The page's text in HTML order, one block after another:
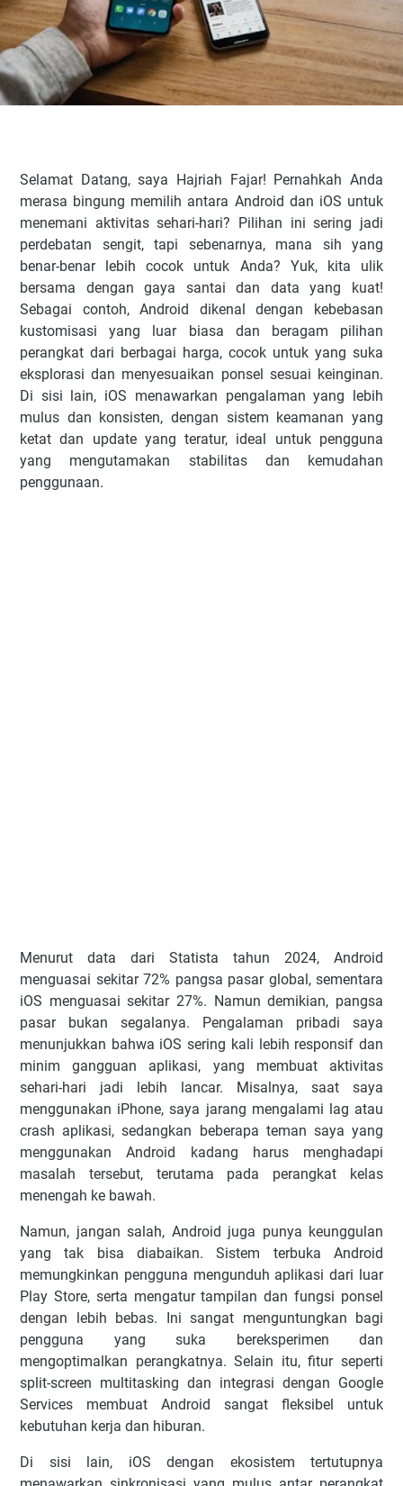
Selamat Datang, saya Hajriah Fajar! Pernahkah Anda
merasa bingung memilih antara Android dan iOS untuk
menemani aktivitas sehari-hari? Pilihan ini sering jadi
perdebatan sengit, tapi sebenarnya, mana sih yang
benar-benar lebih cocok untuk Anda? Yuk, kita ulik
bersama dengan gaya santai dan data yang kuat!
Sebagai contoh, Android dikenal dengan kebebasan
kustomisasi yang luar biasa dan beragam pilihan
perangkat dari berbagai harga, cocok untuk yang suka
eksplorasi dan menyesuaikan ponsel sesuai keinginan.
Di sisi lain, iOS menawarkan pengalaman yang lebih
mulus dan konsisten, dengan sistem keamanan yang
ketat dan update yang teratur, ideal untuk pengguna
yang mengutamakan stabilitas dan kemudahan
penggunaan.
Menurut data dari Statista tahun 2024, Android
menguasai sekitar 72% pangsa pasar global, sementara
iOS menguasai sekitar 27%. Namun demikian, pangsa
pasar bukan segalanya. Pengalaman pribadi saya
menunjukkan bahwa iOS sering kali lebih responsif dan
minim gangguan aplikasi, yang membuat aktivitas
sehari-hari jadi lebih lancar. Misalnya, saat saya
menggunakan iPhone, saya jarang mengalami lag atau
crash aplikasi, sedangkan beberapa teman saya yang
menggunakan Android kadang harus menghadapi
masalah tersebut, terutama pada perangkat kelas
menengah ke bawah.
Namun, jangan salah, Android juga punya keunggulan
yang tak bisa diabaikan. Sistem terbuka Android
memungkinkan pengguna mengunduh aplikasi dari luar
Play Store, serta mengatur tampilan dan fungsi ponsel
dengan lebih bebas. Ini sangat menguntungkan bagi
pengguna yang suka bereksperimen dan
mengoptimalkan perangkatnya. Selain itu, fitur seperti
split-screen multitasking dan integrasi dengan Google
Services membuat Android sangat fleksibel untuk
kebutuhan kerja dan hiburan.
Di sisi lain, iOS dengan ekosistem tertutupnya